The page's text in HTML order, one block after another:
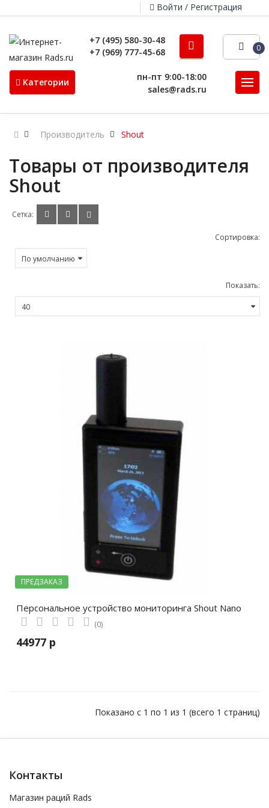
Войти / Регистрация
+7 (495) 580-30-48
+7 (969) 777-45-68
0
Категории
пн-пт 9:00-18:00
sales@rads.ru
Производитель Shout
Товары от производителя
Shout
Сетка:
Сортировка:
Показать:
ПРЕДЗАКАЗ
Персональное устройство мониторинга Shout Nano
(0)
44977 р
Показано с 1 по 1 из 1 (всего 1 страниц)
Контакты
Магазин раций Rads